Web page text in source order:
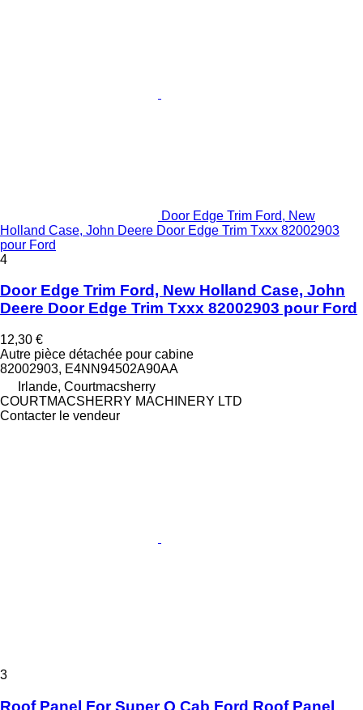
Door Edge Trim Ford, New
Holland Case, John Deere Door Edge Trim Txxx 82002903
pour Ford
4
Door Edge Trim Ford, New Holland Case, John
Deere Door Edge Trim Txxx 82002903 pour Ford
12,30 €
Autre pièce détachée pour cabine
82002903, E4NN94502A90AA
Irlande, Courtmacsherry
COURTMACSHERRY MACHINERY LTD
Contacter le vendeur
3
Roof Panel For Super Q Cab Ford Roof Panel